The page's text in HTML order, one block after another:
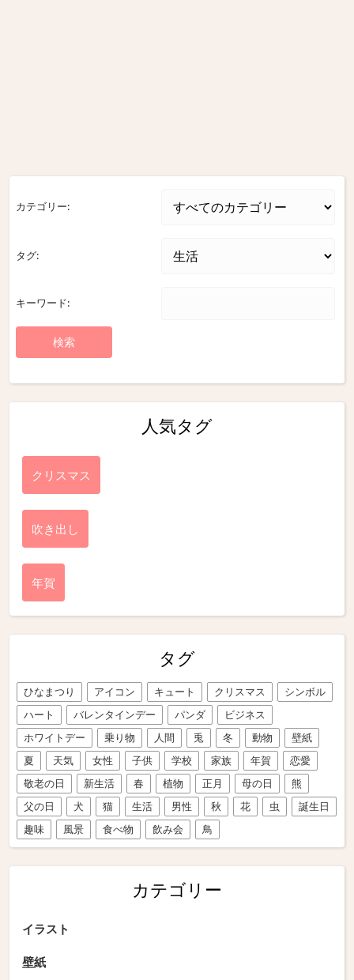
カテゴリー:
タグ:
キーワード:
人気タグ
クリスマス
吹き出し
年賀
タグ
ひなまつり アイコン キュート クリスマス
シンボル
ハート
バレンタインデー パンダ
ビジネス
ホワイトデー
乗り物 人間 兎 冬 動物
壁紙
夏
天気 女性 子供 学校 家族 年賀
恋愛
敬老の日
新生活 春 植物 正月 母の日
熊
父の日
犬 猫 生活 男性 秋 花 虫
誕生日
趣味
風景 食べ物 飲み会 鳥
カテゴリー
イラスト
壁紙